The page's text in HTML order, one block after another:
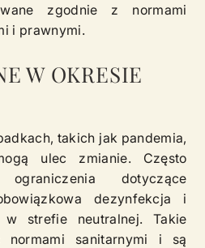
zgodnie z normami
i prawnymi.
W OKRESIE
takich jak pandemia,
ulec zmianie. Często
dotyczące
dezynfekcja i
w strefie neutralnej. Takie
normami sanitarnymi i są